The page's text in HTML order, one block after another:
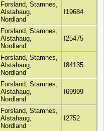
Forsland, Stamnes,
Alstahaug,
Nordland
I19684
Forsland, Stamnes,
Alstahaug,
Nordland
I25475
Forsland, Stamnes,
Alstahaug,
Nordland
I84135
Forsland, Stamnes,
Alstahaug,
Nordland
I69999
Forsland, Stamnes,
Alstahaug,
Nordland
I2752